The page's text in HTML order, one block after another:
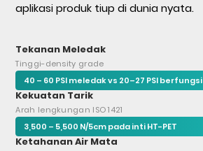
aplikasi produk tiup di dunia nyata.
Tekanan Meledak
Tinggi-density grade
40 – 60 PSI meledak vs 20–27 PSI berfungsi
Kekuatan Tarik
Arah lengkungan ISO 1421
3,500 – 5,500 N/5cm pada inti HT-PET
Ketahanan Air Mata